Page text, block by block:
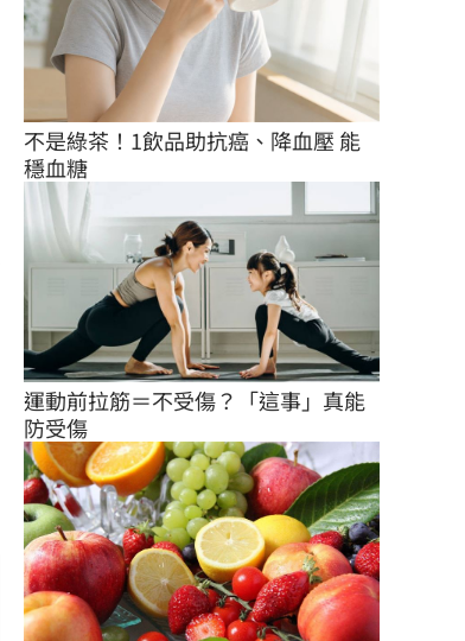
不是綠茶！1飲品助抗癌、降血壓 能
穩血糖
運動前拉筋＝不受傷？「這事」真能
防受傷